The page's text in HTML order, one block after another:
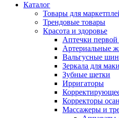
Каталог
Товары для
Трендовые товары
Красота и здоровье
Аптечки
Артериальные
Вальгусные
Зеркала для
Зубные щетки
Ирригаторы
Корректоры
Массажеры и